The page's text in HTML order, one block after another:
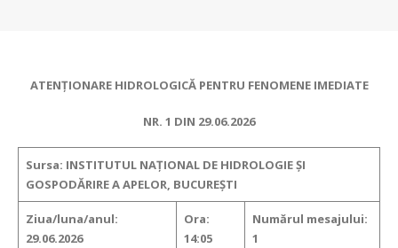
ATENŢIONARE HIDROLOGICĂ PENTRU FENOMENE IMEDIATE
NR. 1 DIN 29.06.2026
Sursa: INSTITUTUL NAȚIONAL DE HIDROLOGIE ȘI
GOSPODĂRIRE A APELOR, BUCUREȘTI
Ziua/luna/anul:
29.06.2026
Ora:
14:05
Numărul mesajului:
1